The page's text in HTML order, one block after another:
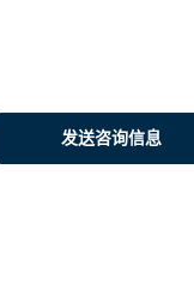
发送咨询信息